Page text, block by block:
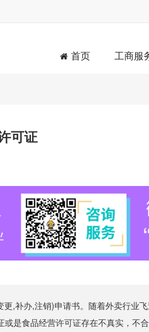
首页 工商服
可证
,补办,注销)申请书。随着外卖行业
是食品经营许可证存在不真实，不